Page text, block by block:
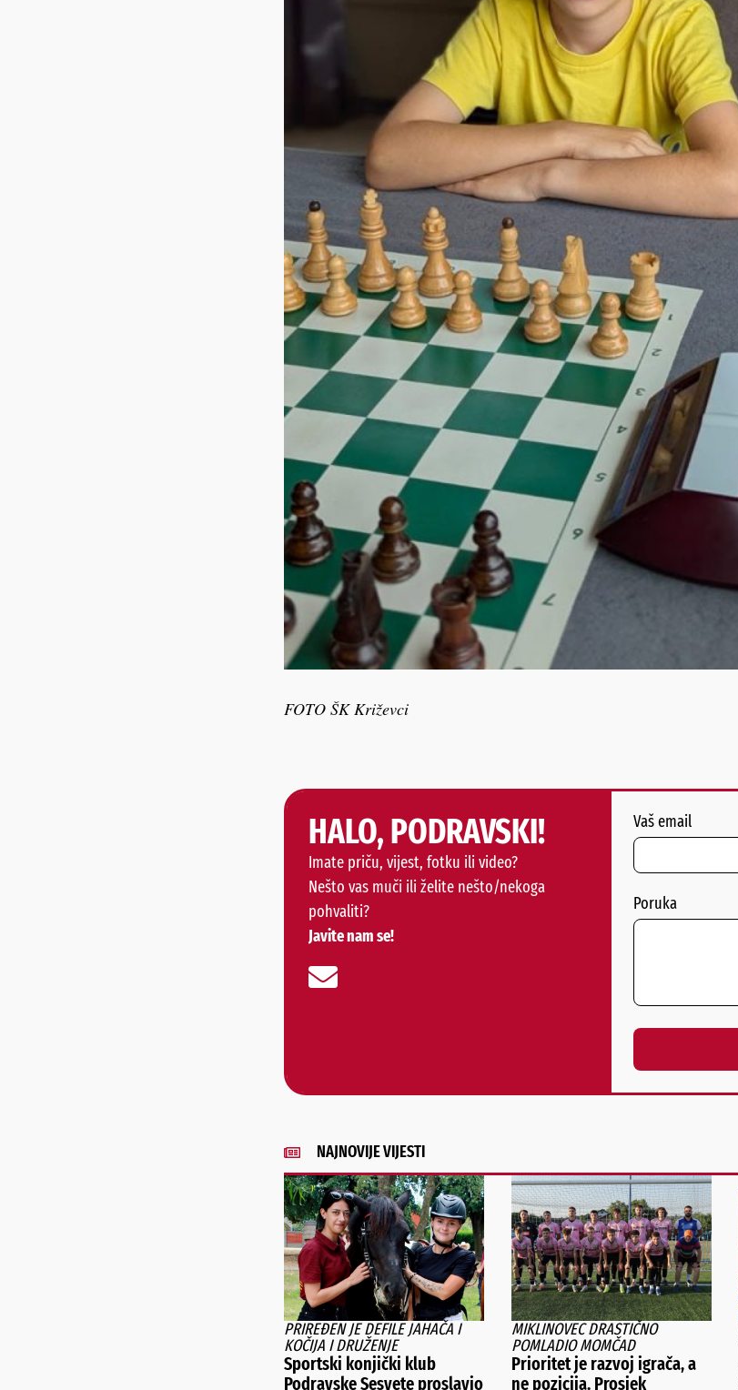
FOTO ŠK Križevci
HALO, PODRAVSKI!
Imate priču, vijest, fotku ili video?
Nešto vas muči ili želite nešto/nekoga
pohvaliti?
Javite nam se!
Vaš email
Poruka
NAJNOVIJE VIJESTI
PRIREĐEN JE DEFILE JAHAČA I
KOČIJA I DRUŽENJE
Sportski konjički klub
Podravske Sesvete proslavio
MIKLINOVEC DRASTIČNO
POMLADIO MOMČAD
Prioritet je razvoj igrača, a
ne pozicija. Prosjek